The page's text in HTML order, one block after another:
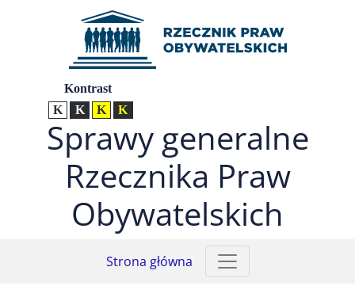
Przejdź do menu głównego (nacisnij Enter)
Przejdź do treści (nacisnij Enter)
Przejdź do mapy serwisu (nacisnij Enter)
UstawieniaKontrast
Kontrast normalny
Kontrast biały tekst na czarnym
Kontrast czarny tekst na żółtym
Sprawy generalne
Rzecznika Praw
Obywatelskich
Strona główna